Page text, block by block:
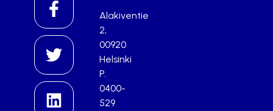
Alakiventie
2,
00920
Helsinki
P.
0400-
529